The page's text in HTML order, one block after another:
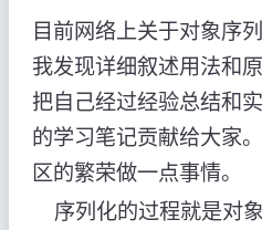
目前网络上关于对象序
我发现详细叙述用法和
把自己经过经验总结和
的学习笔记贡献给大家
区的繁荣做一点事情。
序列化的过程就是对